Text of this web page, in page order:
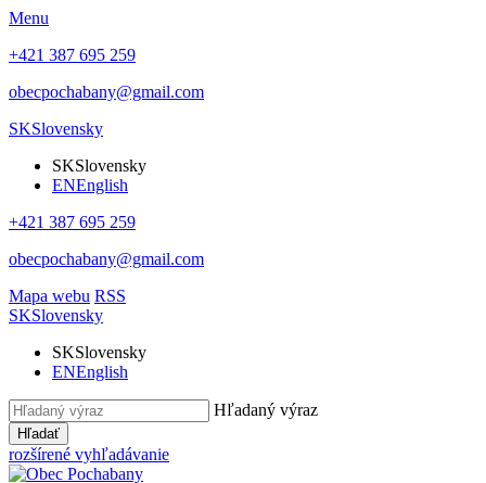
Menu
+421 387 695 259
obecpochabany@gmail.com
SKSlovensky
SKSlovensky
ENEnglish
+421 387 695 259
obecpochabany@gmail.com
Mapa webu RSS
SKSlovensky
SKSlovensky
ENEnglish
Hľadaný výraz
Hľadať
rozšírené vyhľadávanie